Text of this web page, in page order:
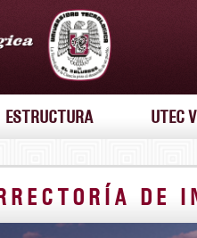
ESTRUCTURA UTEC
DE